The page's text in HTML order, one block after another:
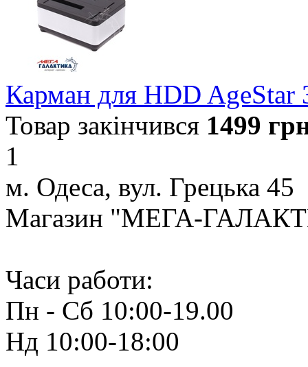
Карман для HDD
Товар закінчився 1499
1
м. Одеса, вул. Грецька 45
Магазин "МЕГА-
Часи работи:
Пн - Сб 10:00-19.00
Нд 10:00-18:00